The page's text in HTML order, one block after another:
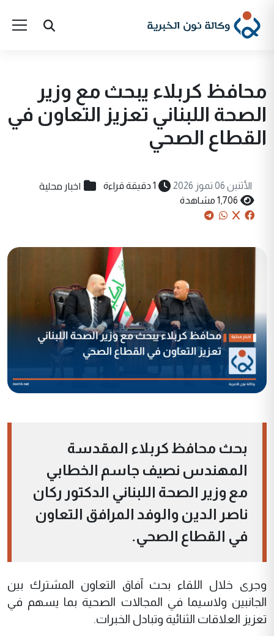
محافظ كربلاء يبحث مع وزير
الصحة اللبناني تعزيز التعاون في
القطاع الصحي
الأثنين 06 تموز 2026 1 دقيقة قراءة اخبار محلية
1,706 مشاهدة
بحث محافظ كربلاء المقدسة
المهندس نصيف جاسم الخطابي
مع وزير الصحة اللبناني الدكتور ركان
ناصر الدين والوفد المرافق التعاون
في القطاع الصحي.
وجرى خلال اللقاء بحث آفاق التعاون المشترك بين
الجانبين ولاسيما في المجالات الصحية بما يسهم في
تعزيز العلاقات الثنائية وتبادل الخبرات.